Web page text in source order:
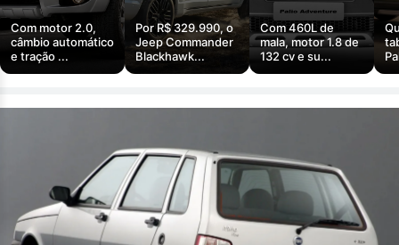
Com motor 2.0,
câmbio automático
e tração ...
Por R$ 329.990, o
Jeep Commander
Blackhawk...
Com 460L de
mala, motor 1.8 de
132 cv e su...